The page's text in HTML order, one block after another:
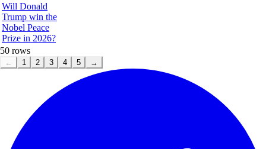
Will Donald
Trump win the
Nobel Peace
Prize in 2026?
50 rows
← 1 2 3 4 5 →